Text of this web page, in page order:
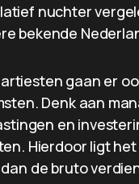
nuchter
bekende
gaan er
Denk aan
en
Hierdoor ligt
de bruto